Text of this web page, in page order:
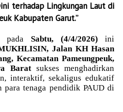
terhadap Lingkungan Laut di
Kabupaten Garut.”
pada Sabtu, (4/4/2026)ini
Jalan KH Hasan
Kecamatan Pameungpeuk,
Baratsukses menghadirkan
interaktif, sekaligus edukatif
tenaga pendidik PAUD di